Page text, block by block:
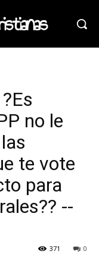
no le
te vote
para
--
0
371